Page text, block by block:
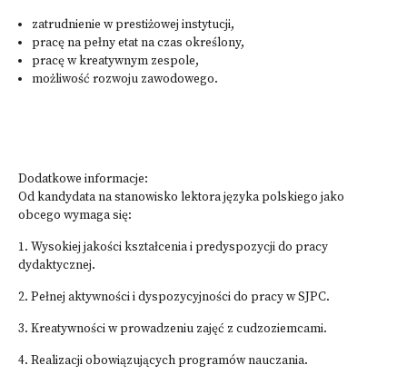
zatrudnienie w prestiżowej instytucji,
pracę na pełny etat na czas określony,
pracę w kreatywnym zespole,
możliwość rozwoju zawodowego.​
Dodatkowe informacje:
Od kandydata na stanowisko lektora języka polskiego jako
obcego wymaga się:
1. Wysokiej jakości kształcenia i predyspozycji do pracy
dydaktycznej.
2. Pełnej aktywności i dyspozycyjności do pracy w SJPC.
3. Kreatywności w prowadzeniu zajęć z cudzoziemcami.
4. Realizacji obowiązujących programów nauczania.